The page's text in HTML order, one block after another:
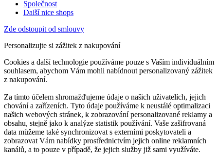
Společnost
Další nice shops
Zde odstoupit od smlouvy
Personalizujte si zážitek z nakupování
Cookies a další technologie používáme pouze s Vaším individuálním
souhlasem, abychom Vám mohli nabídnout personalizovaný zážitek
z nakupování.
Za tímto účelem shromažďujeme údaje o našich uživatelích, jejich
chování a zařízeních. Tyto údaje používáme k neustálé optimalizaci
našich webových stránek, k zobrazování personalizované reklamy a
obsahu, stejně jako k analýze statistik používání. Vaše zašifrovaná
data můžeme také synchronizovat s externími poskytovateli a
zobrazovat Vám nabídky prostřednictvím jejich online reklamních
kanálů, a to pouze v případě, že jejich služby již sami využíváte.